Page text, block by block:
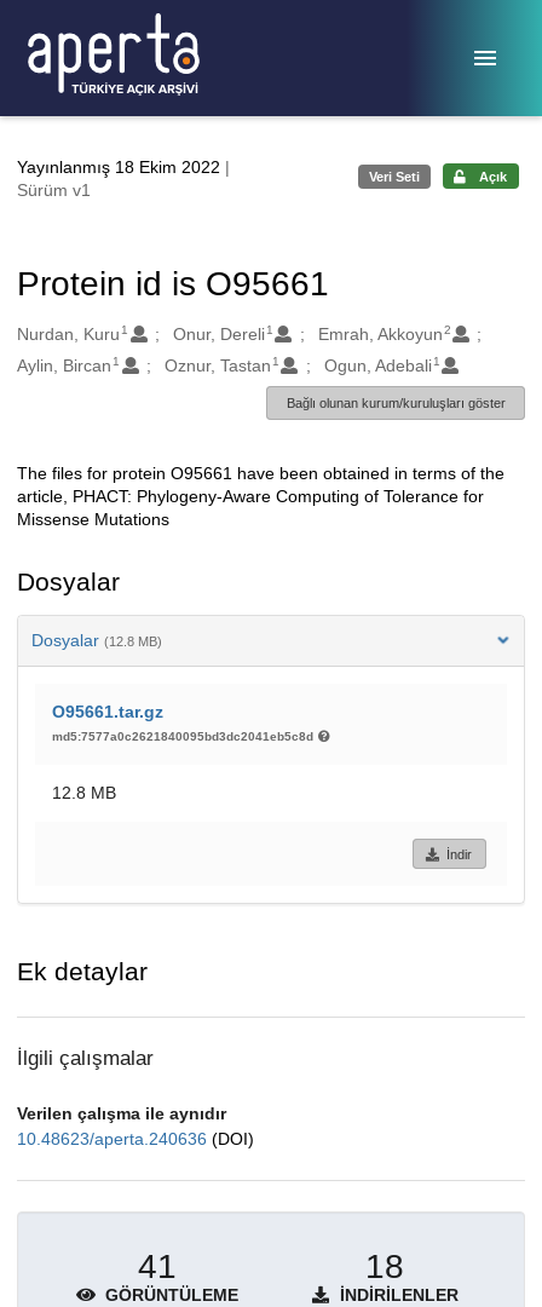
Yayınlanmış 18 Ekim 2022 |
Sürüm v1
Veri Seti Açık
Protein id is O95661
Oluşturanlar
Nurdan, Kuru 1 Onur, Dereli 1 Emrah, Akkoyun2
Aylin, Bircan 1 Oznur, Tastan 1 Ogun, Adebali 1
Bağlı olunan kurum/kuruluşları göster
Açıklama
The files for protein O95661 have been obtained in terms of the
article, PHACT: Phylogeny-Aware Computing of Tolerance for
Missense Mutations
Dosyalar
Dosyalar (12.8 MB)
O95661.tar.gz
md5:7577a0c2621840095bd3dc2041eb5c8d
12.8 MB
İndir
Ek detaylar
İlgili çalışmalar
Verilen çalışma ile aynıdır
10.48623/aperta.240636 (DOI)
41
GÖRÜNTÜLEME
18
İNDIRILENLER